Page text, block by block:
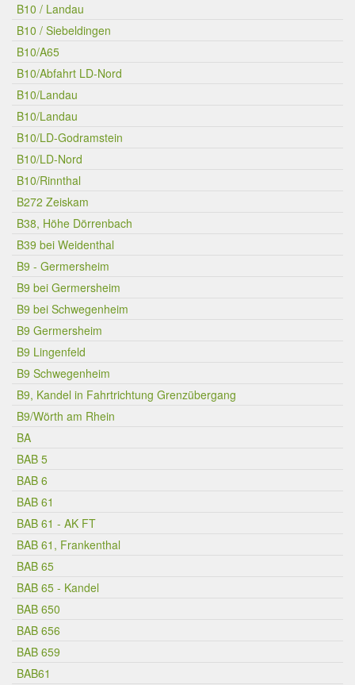
B10 / Landau
B10 / Siebeldingen
B10/A65
B10/Abfahrt LD-Nord
B10/Landau
B10/Landau
B10/LD-Godramstein
B10/LD-Nord
B10/Rinnthal
B272 Zeiskam
B38, Höhe Dörrenbach
B39 bei Weidenthal
B9 - Germersheim
B9 bei Germersheim
B9 bei Schwegenheim
B9 Germersheim
B9 Lingenfeld
B9 Schwegenheim
B9, Kandel in Fahrtrichtung Grenzübergang
B9/Wörth am Rhein
BA
BAB 5
BAB 6
BAB 61
BAB 61 - AK FT
BAB 61, Frankenthal
BAB 65
BAB 65 - Kandel
BAB 650
BAB 656
BAB 659
BAB61